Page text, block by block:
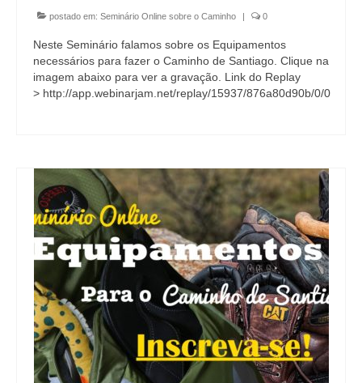
postado em: Seminário Online sobre o Caminho | 0
Neste Seminário falamos sobre os Equipamentos
necessários para fazer o Caminho de Santiago. Clique na
imagem abaixo para ver a gravação. Link do Replay
> http://app.webinarjam.net/replay/15937/876a80d90b/0/0